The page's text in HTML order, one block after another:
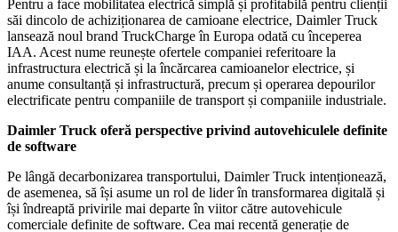
Pentru a face mobilitatea electrică simplă și profitabilă pentru clienții
săi dincolo de achiziționarea de camioane electrice, Daimler Truck
lansează noul brand TruckCharge în Europa odată cu începerea
IAA. Acest nume reunește ofertele companiei referitoare la
infrastructura electrică și la încărcarea camioanelor electrice, și
anume consultanță și infrastructură, precum și operarea depourilor
electrificate pentru companiile de transport și companiile industriale.
Daimler Truck oferă perspective privind autovehiculele definite
de software
Pe lângă decarbonizarea transportului, Daimler Truck intenționează,
de asemenea, să își asume un rol de lider în transformarea digitală și
își îndreaptă privirile mai departe în viitor către autovehicule
comerciale definite de software. Cea mai recentă generație de